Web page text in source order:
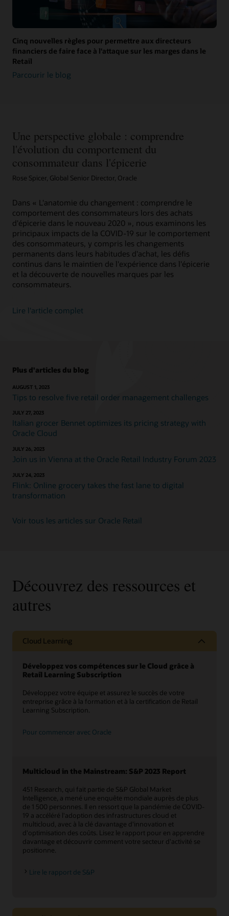
Cinq nouvelles règles pour permettre aux directeurs
financiers de faire face à l'attaque sur les marges dans le
Retail
Parcourir le blog
Une perspective globale : comprendre
l'évolution du comportement du
consommateur dans l'épicerie
Rose Spicer, Global Senior Director, Oracle
Dans « L'anatomie du changement : comprendre le
comportement des consommateurs lors des achats
d'épicerie dans le nouveau 2020 », nous examinons les
principaux impacts de la COVID-19 sur le comportement
des consommateurs, y compris les changements
permanents dans leurs habitudes d'achat, les défis
continus dans le maintien de l'expérience dans l'épicerie
et la découverte de nouvelles marques par les
consommateurs.
Lire l'article complet
Plus d'articles du blog
AUGUST 1, 2023
Tips to resolve five retail order management challenges
JULY 27, 2023
Italian grocer Bennet optimizes its pricing strategy with
Oracle Cloud
JULY 26, 2023
Join us in Vienna at the Oracle Retail Industry Forum 2023
JULY 24, 2023
Flink: Online grocery takes the fast lane to digital
transformation
Voir tous les articles sur Oracle Retail
Découvrez des ressources et
autres
Cloud Learning
Développez vos compétences sur le Cloud grâce à
Retail Learning Subscription
Développez votre équipe et assurez le succès de votre
entreprise grâce à la formation et à la certification de Retail
Learning Subscription.
Pour commencer avec Oracle
Multicloud in the Mainstream: S&P 2023 Report
451 Research, qui fait partie de S&P Global Market
Intelligence, a mené une enquête mondiale auprès de plus
de 1 500 personnes. Il en ressort que la pandémie de COVID-
19 a accéléré l'adoption des infrastructures cloud et
multicloud, avec à la clé davantage d'innovation et
d'optimisation des coûts. Lisez le rapport pour en apprendre
davantage et découvrir comment votre secteur d'activité se
positionne.
Lire le rapport de S&P